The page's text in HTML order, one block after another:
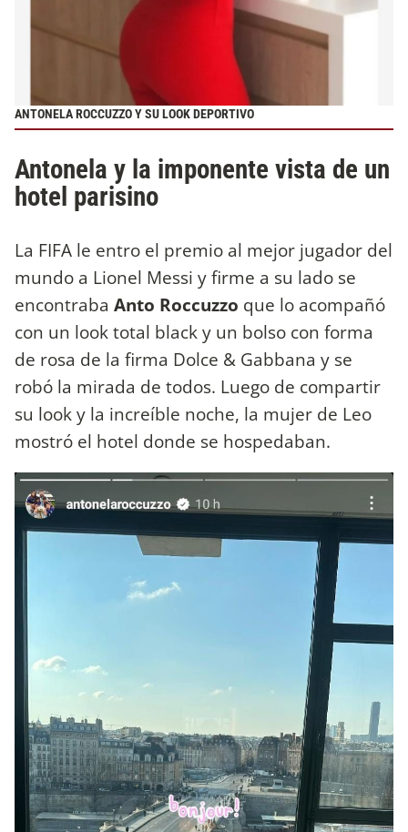
ANTONELA ROCCUZZO Y SU LOOK DEPORTIVO
Antonela y la imponente vista de un
hotel parisino
La FIFA le entro el premio al mejor jugador del
mundo a Lionel Messi y firme a su lado se
encontraba Anto Roccuzzo que lo acompañó
con un look total black y un bolso con forma
de rosa de la firma Dolce & Gabbana y se
robó la mirada de todos. Luego de compartir
su look y la increíble noche, la mujer de Leo
mostró el hotel donde se hospedaban.